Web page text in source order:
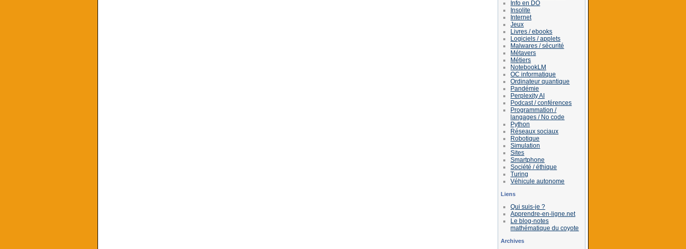
Info en DO
Insolite
Internet
Jeux
Livres / ebooks
Logiciels / applets
Malwares / sécurité
Métavers
Métiers
NotebookLM
OC informatique
Ordinateur quantique
Pandémie
Perplexity AI
Podcast / conférences
Programmation /
langages / No code
Python
Réseaux sociaux
Robotique
Simulation
Sites
Smartphone
Société / éthique
Turing
Véhicule autonome
Liens
Qui suis-je ?
Apprendre-en-ligne.net
Le blog-notes
mathématique du coyote
Archives